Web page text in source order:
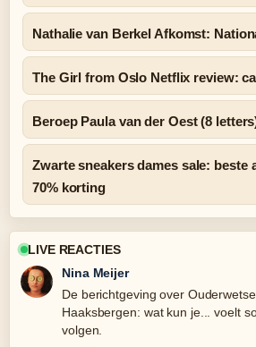
Nathalie van Berkel Afkomst:
The Girl from Oslo Netflix review:
Beroep Paula van der Oest (8
Zwarte sneakers dames sale: beste
70% korting
LIVE REACTIES
Nina Meijer
De berichtgeving over
Haaksbergen: wat kun je... voelt
volgen.